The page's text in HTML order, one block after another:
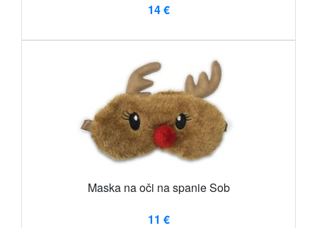
14 €
Maska na oči na spanie Sob
11 €